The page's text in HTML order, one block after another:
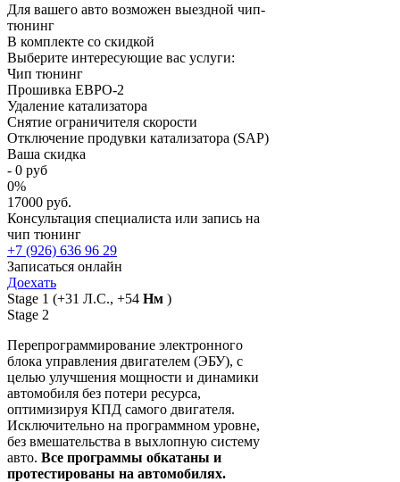
Для вашего авто возможен выездной чип-
тюнинг
В комплекте со скидкой
Выберите интересующие вас услуги:
Чип тюнинг
Прошивка ЕВРО-2
Удаление катализатора
Снятие ограничителя скорости
Отключение продувки катализатора (SAP)
Ваша скидка
- 0 руб
0%
17000 руб.
Консультация специалиста или запись на
чип тюнинг
+7 (926) 636 96 29
Записаться онлайн
Доехать
Stage 1 (+31 Л.С., +54 Нм )
Stage 2
Перепрограммирование электронного
блока управления двигателем (ЭБУ), с
целью улучшения мощности и динамики
автомобиля без потери ресурса,
оптимизируя КПД самого двигателя.
Исключительно на программном уровне,
без вмешательства в выхлопную систему
авто. Все программы обкатаны и
протестированы на автомобилях.